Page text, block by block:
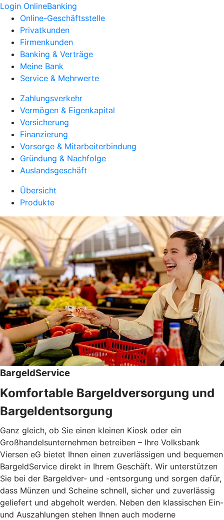
Login OnlineBanking
Online-Geschäftsstelle
Privatkunden
Firmenkunden
Banking & Verträge
Meine Bank
Service & Mehrwerte
Zahlungsverkehr
Vermögen & Eigenkapital
Versicherung
Finanzierung
Vorsorge & Mitarbeiterbindung
Gründung & Nachfolge
Auslandsgeschäft
Übersicht
Produkte
BargeldService
Komfortable Bargeldversorgung und
Bargeldentsorgung
Ganz gleich, ob Sie einen kleinen Kiosk oder ein
Großhandelsunternehmen betreiben – Ihre Volksbank
Viersen eG bietet Ihnen einen zuverlässigen und bequemen
BargeldService direkt in Ihrem Geschäft. Wir unterstützen
Sie bei der Bargeldver- und -entsorgung und sorgen dafür,
dass Münzen und Scheine schnell, sicher und zuverlässig
geliefert und abgeholt werden. Neben den klassischen Ein-
und Auszahlungen stehen Ihnen auch moderne